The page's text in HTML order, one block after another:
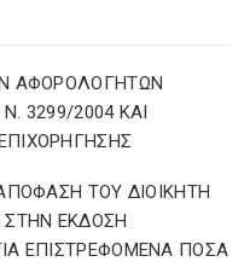
ΑΦΟΡΟΛΟΓΗΤΩΝ
3299/2004 ΚΑΙ
ΤΟΥ ΔΙΟΙΚΗΤΗ
ΕΚΔΟΣΗ
ΕΠΙΣΤΡΕΦΟΜΕΝΑ ΠΟΣΑ